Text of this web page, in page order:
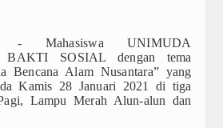
- Mahasiswa UNIMUDA
BAKTI SOSIAL dengan tema
Bencana Alam Nusantara” yang
Kamis 28 Januari 2021 di tiga
Lampu Merah Alun-alun dan